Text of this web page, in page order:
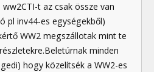
t az csak össze van
pl inv44-es egységekből)
WW2 megszállotak mint te
minden
hogy közelítsék a WW2-es